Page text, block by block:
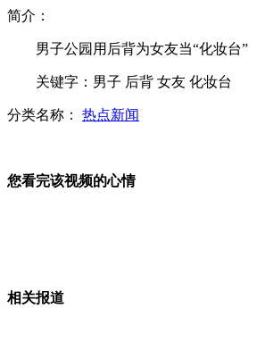
柬因西哈努克逝世取消送水节活动
戴秉国将护送西哈努克灵柩返回金边
简介：
男子公园用后背为女友当“化妆台”
关键字：男子 后背 女友 化妆台
分类名称： 热点新闻
您看完该视频的心情
相关报道